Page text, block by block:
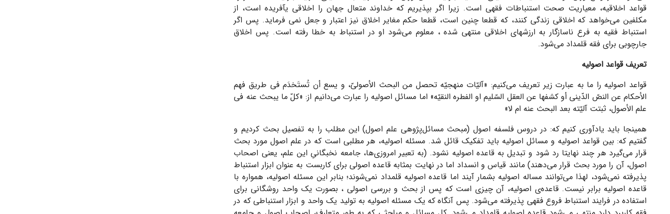
قواعد اخلاقیه، معیاریت صحت استنباطات فقهی است. زیرا اگر بپذیریم که خداوند متعال جهان را اخلاقی یآفریده است، از
مکلفین می‌خواهد که اخلاقی زندگی کنند، که قطعا چنین است، قطعا حکم مغایر اخلاق نیز اعتبار و جعل نمی فرماید. پس اگر
استنباط فقیه به فرع ناسازگار به ارزشهای اخلاقی منتهی شده ، معلوم می‌شود او در استنباط به خطا رفته است. پس اخلاق
جارچوبی برای فقه قلمداد می‌شود.
تعریف قواعد اصولیه
قواعد اصولیه را ما به عبارت زیر تعریف می‌کنیم: «آلیّات منهجیّه تحصل من البحث الأصولیّ، و یسع أن تُستَخدَم فی طریق فهم
الأحکام عن النصّ الدّینی أو کشفها عن العقل السّلیم او الفطره النقیّه» اما مسائل اصولیه را عبارت می‌دانیم از: «کلّ ما یبحث عنه فی
علم الأصول، ثبتت آلیّته بعد البحث عنه ام لا»
همینجا باید یادآوری کنیم که: در دروس فلسفه اصول (مبحث مسائل‌پژوهی علم اصول) این‌ مطلب را به تفصیل بحث کردیم و
گفتیم که: بین قواعد اصولیه و مسائل اصولیه باید تفکیک قائل ‌شد. مسئله اصولیه، هر مطلبی است که در علم اصول مورد بحث
قرار می‌گیرد هر چند نهایتا رد شود و تبدیل به قاعده اصولیه نشود. (به تعبیر امروزی‌ها، جامعه نخبگانیِ این علم، یعنی اصحاب
اصول، آن را مورد بحث قرار می‌دهند) مانند قیاس و انسداد اما در نهایت بمثابه قاعده اصولی برای کاربست به عنوان ابزار استنباط
پذیرفته نمی‌شود، لهذا می‌توانند مساله اصولیه بشمار آیند اما قاعده اصولیه قلمداد نمی‌شوند؛ بنابر این مسئله اصولیه، همواره با
قاعده اصولیه برابر نیست. قاعده‌ی اصولیه، آن چیزی است که پس از بحث و بررسی اصولی ، بصورت یک واحد روشگانی برای
استفاده در فرایند استنباط فروع فقهی پذیرفته می‌شود. پس آنگاه که یک مسئله اصولیه به تولید یک واحد و ابزار استنباطی که در